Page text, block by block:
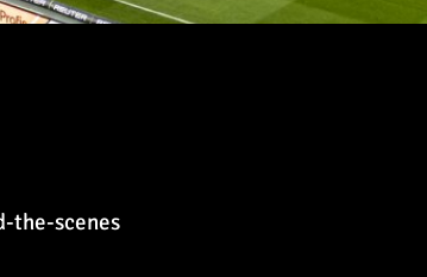
the-scenes